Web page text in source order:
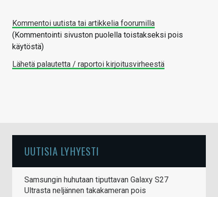
Kommentoi uutista tai artikkelia foorumilla
(Kommentointi sivuston puolella toistakseksi pois
käytöstä)
Lähetä palautetta / raportoi kirjoitusvirheestä
UUTISIA LYHYESTI
Samsungin huhutaan tiputtavan Galaxy S27
Ultrasta neljännen takakameran pois